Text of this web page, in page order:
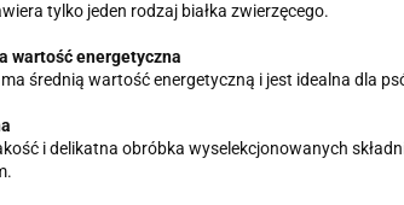
tylko jeden rodzaj białka zwierzęcego.
wartość energetyczna
średnią wartość energetyczną i jest idealna dla
i delikatna obróbka wyselekcjonowanych